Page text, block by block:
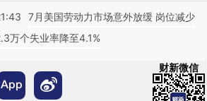
7月美国劳动力市场意外放缓 岗位减少
万个失业率降至4.1%
财新微信